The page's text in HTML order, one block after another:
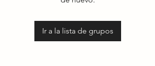
Ir a la lista de grupos